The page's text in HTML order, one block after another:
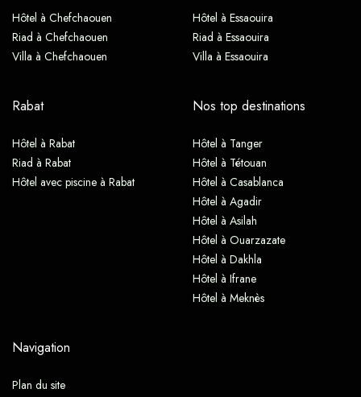
Hôtel à Chefchaouen
Riad à Chefchaouen
Villa à Chefchaouen
Hôtel à Essaouira
Riad à Essaouira
Villa à Essaouira
Rabat
Hôtel à Rabat
Riad à Rabat
Hôtel avec piscine à Rabat
Nos top destinations
Hôtel à Tanger
Hôtel à Tétouan
Hôtel à Casablanca
Hôtel à Agadir
Hôtel à Asilah
Hôtel à Ouarzazate
Hôtel à Dakhla
Hôtel à Ifrane
Hôtel à Meknès
Navigation
Plan du site